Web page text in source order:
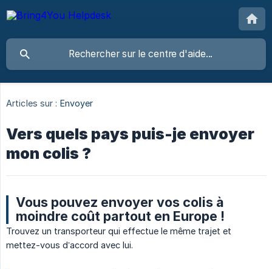
Articles sur : Envoyer
Vers quels pays puis-je envoyer
mon colis ?
Vous pouvez envoyer vos colis à
moindre coût partout en Europe !
Trouvez un transporteur qui effectue le même trajet et
mettez-vous d’accord avec lui.